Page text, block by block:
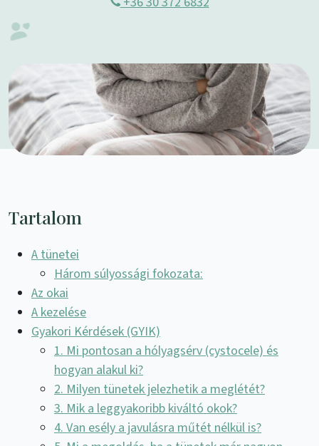
Tartalom
A tünetei
Három súlyossági fokozata:
Az okai
A kezelése
Gyakori Kérdések (GYIK)
1. Mi pontosan a hólyagsérv (cystocele) és
hogyan alakul ki?
2. Milyen tünetek jelezhetik a meglétét?
3. Mik a leggyakoribb kiváltó okok?
4. Van esély a javulásra műtét nélkül is?